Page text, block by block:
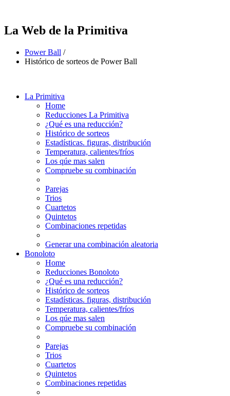
La Web de la Primitiva
Power Ball /
Histórico de sorteos de Power Ball
La Primitiva
Home
Reducciones La Primitiva
¿Qué es una reducción?
Histórico de sorteos
Estadísticas. figuras, distribución
Temperatura, calientes/fríos
Los qúe mas salen
Compruebe su combinación
Parejas
Trios
Cuartetos
Quintetos
Combinaciones repetidas
Generar una combinación aleatoria
Bonoloto
Home
Reducciones Bonoloto
¿Qué es una reducción?
Histórico de sorteos
Estadísticas. figuras, distribución
Temperatura, calientes/fríos
Los qúe mas salen
Compruebe su combinación
Parejas
Trios
Cuartetos
Quintetos
Combinaciones repetidas